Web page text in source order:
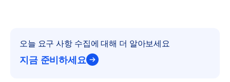
오늘 요구 사항 수집에 대해 더 알아보세요
지금 준비하세요